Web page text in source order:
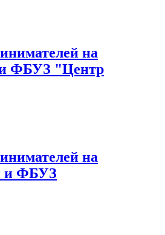
на
и ФБУЗ "Центр
на
и ФБУЗ